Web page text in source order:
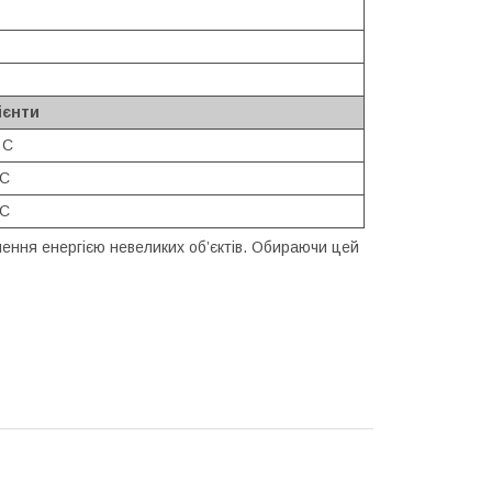
С
енергією невеликих об’єктів. Обираючи цей